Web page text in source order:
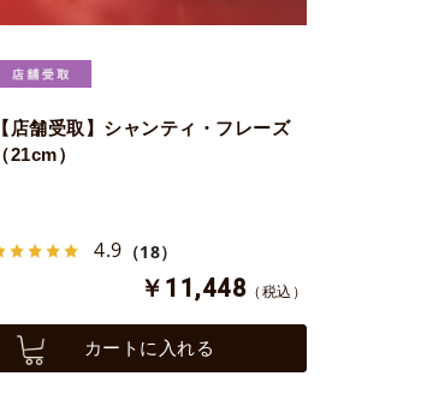
【店舗受取】シャンティ・フレーズ
（21cm）
4.9 （18）
￥11,448 （税込）
カートに入れる